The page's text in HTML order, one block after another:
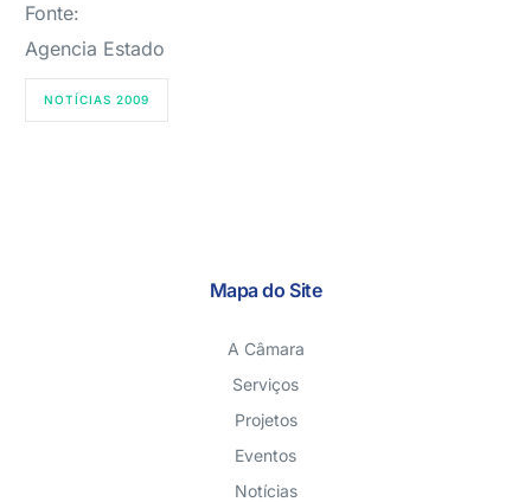
Fonte:
Agencia Estado
NOTÍCIAS 2009
Mapa do Site
A Câmara
Serviços
Projetos
Eventos
Notícias